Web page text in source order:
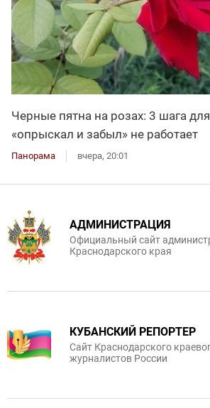
Черные пятна на розах: 3 шага
«опрыскал и забыл» не работает
Панорама вчера, 20:01
АДМИНИСТРАЦИЯ
Официальный сайт
Краснодарского края
КУБАНСКИЙ РЕПОРТЕР
Сайт Краснодарского
журналистов России